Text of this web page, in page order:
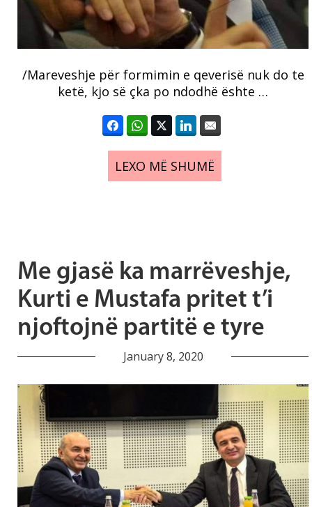
/Mareveshje për formimin e qeverisë nuk do te
ketë, kjo së çka po ndodhë ështe …
LEXO MË SHUMË
Me gjasë ka marrëveshje,
Kurti e Mustafa pritet t’i
njoftojnë partitë e tyre
January 8, 2020